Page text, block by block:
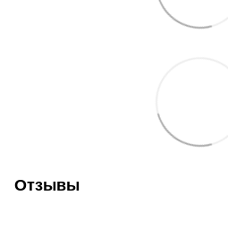
Отзывы